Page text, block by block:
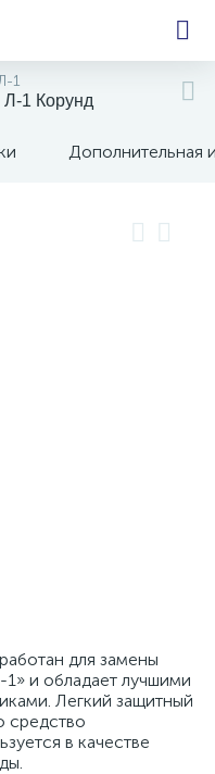
1
1 Корунд
Дополнительная
для замены
и обладает лучшими
Легкий защитный
средство
в качестве